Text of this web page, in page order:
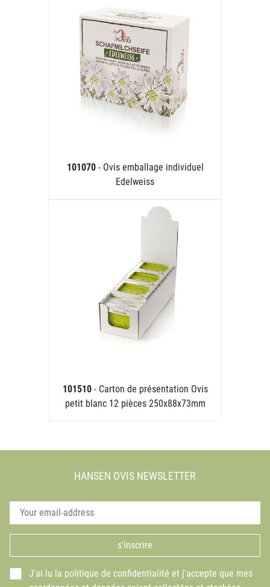
101070 - Ovis emballage individuel
Edelweiss
101510 - Carton de présentation Ovis
petit blanc 12 pièces 250x88x73mm
HANSEN OVIS NEWSLETTER
s'inscrire
J'ai lu la politique de confidentialité et j'accepte que mes